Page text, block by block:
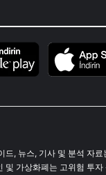
, 뉴스, 기사 및 분석 자료
및 가상화폐는 고위험 투